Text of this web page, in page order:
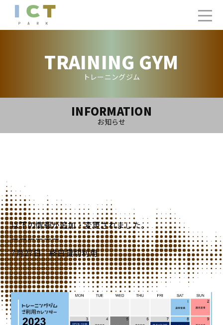
TRAINING GYM
トレーニングジム
INFORMATION
お知らせ
【更新】トレーニングジム7月ご利用カレンダー
以下の情報が追加・変更されました。
ーーーーーー
7月27日 終日貸切利用